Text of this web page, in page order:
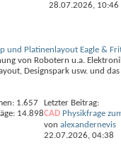
28.07.2026, 10:46
Platinenlayout Eagle &
von Robotern u.a.
Designspark usw. und
1.657
14.898
Letzter Beitrag:
CAD Physikfrage
von alexandernevis
22.07.2026, 04:38